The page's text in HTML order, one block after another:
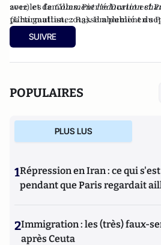
avec les familles. Pierre Duriot est
parti gaulliste : Rassemblement du
2012) et deComment l’éducation
(L’harmattan, 2013). Il a publié en
prof, du côté obscur de l'éducation
2015).
SUIVRE
POPULAIRES
PLUS LUS
1Répression en Iran : ce qui
pendant que Paris regardait
2Immigration : les (très) faux-
après Ceuta